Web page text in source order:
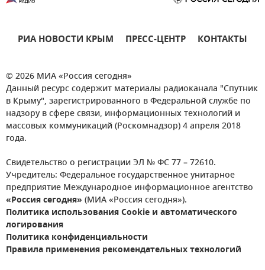
РИА НОВОСТИ КРЫМ ПРЕСС-ЦЕНТР КОНТАКТЫ
© 2026 МИА «Россия сегодня»
Данный ресурс содержит материалы радиоканала "Спутник
в Крыму", зарегистрированного в Федеральной службе по
надзору в сфере связи, информационных технологий и
массовых коммуникаций (Роскомнадзор) 4 апреля 2018
года.
Свидетельство о регистрации ЭЛ № ФС 77 – 72610.
Учредитель: Федеральное государственное унитарное
предприятие Международное информационное агентство
«Россия сегодня» (МИА «Россия сегодня»).
Политика использования Cookie и автоматического
логирования
Политика конфиденциальности
Правила применения рекомендательных технологий